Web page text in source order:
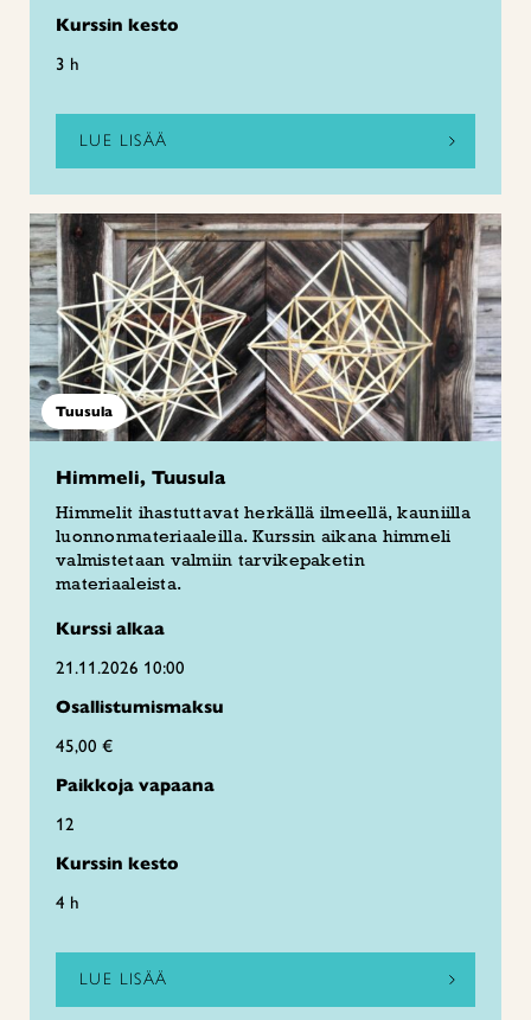
Kurssin kesto
3 h
LUE LISÄÄ
Tuusula
Himmeli, Tuusula
Himmelit ihastuttavat herkällä ilmeellä, kauniilla
luonnonmateriaaleilla. Kurssin aikana himmeli
valmistetaan valmiin tarvikepaketin
materiaaleista.
Kurssi alkaa
21.11.2026 10:00
Osallistumismaksu
45,00 €
Paikkoja vapaana
12
Kurssin kesto
4 h
LUE LISÄÄ